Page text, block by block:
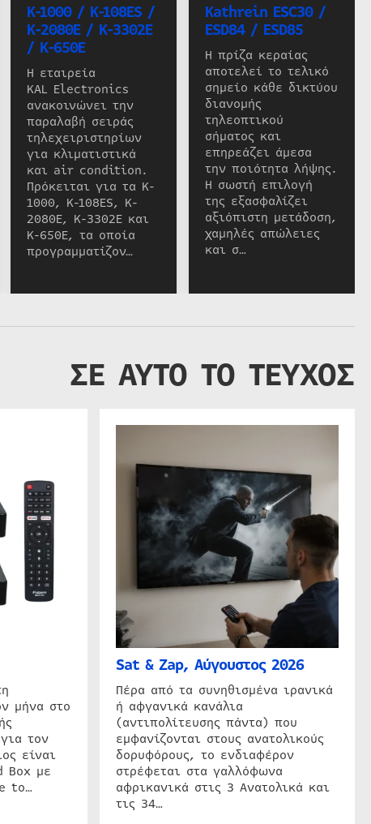
K-1000 / K-108ES /
K-2080E / K-3302E
/ K-650E
Η εταιρεία
KAL Electronics
ανακοινώνει την
παραλαβή σειράς
τηλεχειριστηρίων
για κλιματιστικά
και air condition.
Πρόκειται για τα K-
1000, K-108ES, K-
2080E, K-3302E και
K-650E, τα οποία
προγραμματίζον…
Kathrein ESC30 /
ESD84 / ESD85
Η πρίζα κεραίας
αποτελεί το τελικό
σημείο κάθε δικτύου
διανομής
τηλεοπτικού
σήματος και
επηρεάζει άμεσα
την ποιότητα λήψης.
Η σωστή επιλογή
της εξασφαλίζει
αξιόπιστη μετάδοση,
χαμηλές απώλειες
και σ…
ΣΕ ΑΥΤΟ ΤΟ ΤΕΥΧΟΣ
μήνα στο
τον
είναι
Box με
to…
Sat & Zap, Αύγουστος 2026
Πέρα από τα συνηθισμένα ιρανικά
ή αφγανικά κανάλια
(αντιπολίτευσης πάντα) που
εμφανίζονται στους ανατολικούς
δορυφόρους, το ενδιαφέρον
στρέφεται στα γαλλόφωνα
αφρικανικά στις 3 Ανατολικά και
τις 34…